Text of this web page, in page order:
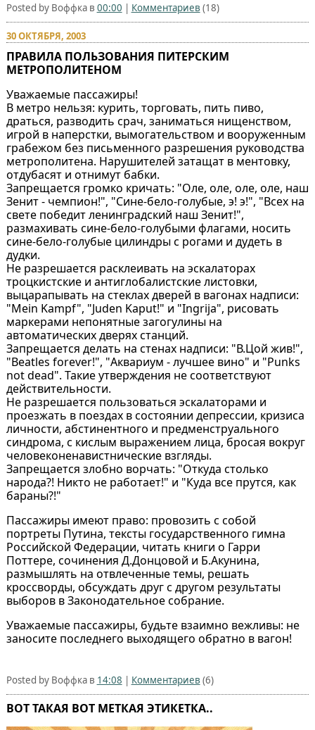
Posted by Воффка в 00:00 | Комментариев (18)
30 ОКТЯБРЯ, 2003
ПРАВИЛА ПОЛЬЗОВАНИЯ ПИТЕРСКИМ
МЕТРОПОЛИТЕНОМ
Уважаемые пассажиры!
В метро нельзя: курить, торговать, пить пиво,
драться, разводить срач, заниматься нищенством,
игрой в наперстки, вымогательством и вооруженным
грабежом без письменного разрешения руководства
метрополитена. Нарушителей затащат в ментовку,
отдубасят и отнимут бабки.
Запрещается громко кричать: "Оле, оле, оле, оле, наш
Зенит - чемпион!", "Сине-бело-голубые, э! э!", "Всех на
свете победит ленинградский наш Зенит!",
размахивать сине-бело-голубыми флагами, носить
сине-бело-голубые цилиндры с рогами и дудеть в
дудки.
Не разрешается расклеивать на эскалаторах
троцкистские и антиглобалистские листовки,
выцарапывать на стеклах дверей в вагонах надписи:
"Mein Kampf", "Juden Kaput!" и "Ingrija", рисовать
маркерами непонятные загогулины на
автоматических дверях станций.
Запрещается делать на стенах надписи: "В.Цой жив!",
"Beatles forever!", "Аквариум - лучшее вино" и "Punks
not dead". Такие утверждения не соответствуют
действительности.
Не разрешается пользоваться эскалаторами и
проезжать в поездах в состоянии депрессии, кризиса
личности, абстинентного и предменструального
синдрома, с кислым выражением лица, бросая вокруг
человеконенавистнические взгляды.
Запрещается злобно ворчать: "Откуда столько
народа?! Никто не работает!" и "Куда все прутся, как
бараны?!"
Пассажиры имеют право: провозить с собой
портреты Путина, тексты государственного гимна
Российской Федерации, читать книги о Гарри
Поттере, сочинения Д.Донцовой и Б.Акунина,
размышлять на отвлеченные темы, решать
кроссворды, обсуждать друг с другом результаты
выборов в Законодательное собрание.
Уважаемые пассажиры, будьте взаимно вежливы: не
заносите последнего выходящего обратно в вагон!
Posted by Воффка в 14:08 | Комментариев (6)
ВОТ ТАКАЯ ВОТ МЕТКАЯ ЭТИКЕТКА..